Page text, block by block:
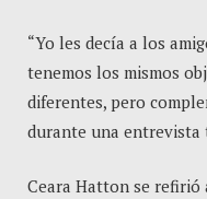
“Yo les decía a los
tenemos los mismos
diferentes, pero
durante una entrevista
Ceara Hatton se